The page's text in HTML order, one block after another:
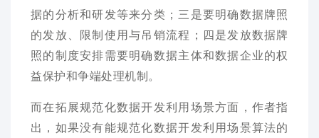
据的分析和研发等来分类；三是要明确数据牌照
的发放、限制使用与吊销流程；四是发放数据牌
照的制度安排需要明确数据主体和数据企业的权
益保护和争端处理机制。
而在拓展规范化数据开发利用场景方面，作者指
出，如果没有能规范化数据开发利用场景算法的